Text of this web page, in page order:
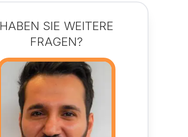
HABEN SIE WEITERE
FRAGEN?